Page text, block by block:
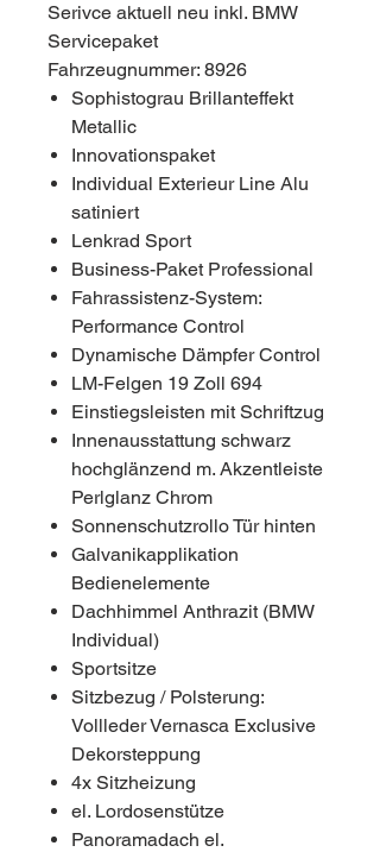
Serivce aktuell neu inkl. BMW
Servicepaket
Fahrzeugnummer: 8926
Sophistograu Brillanteffekt
Metallic
Innovationspaket
Individual Exterieur Line Alu
satiniert
Lenkrad Sport
Business-Paket Professional
Fahrassistenz-System:
Performance Control
Dynamische Dämpfer Control
LM-Felgen 19 Zoll 694
Einstiegsleisten mit Schriftzug
Innenausstattung schwarz
hochglänzend m. Akzentleiste
Perlglanz Chrom
Sonnenschutzrollo Tür hinten
Galvanikapplikation
Bedienelemente
Dachhimmel Anthrazit (BMW
Individual)
Sportsitze
Sitzbezug / Polsterung:
Vollleder Vernasca Exclusive
Dekorsteppung
4x Sitzheizung
el. Lordosenstütze
Panoramadach el.